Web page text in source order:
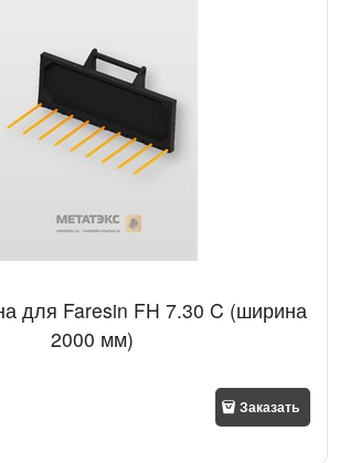
для Faresin FH 7.30 C (ширина
2000 мм)
Заказать